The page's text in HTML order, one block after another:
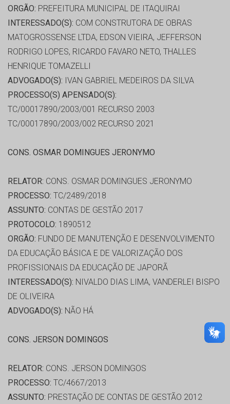
ORGÃO: PREFEITURA MUNICIPAL DE ITAQUIRAI
INTERESSADO(S): COM CONSTRUTORA DE OBRAS
MATOGROSSENSE LTDA, EDSON VIEIRA, JEFFERSON
RODRIGO LOPES, RICARDO FAVARO NETO, THALLES
HENRIQUE TOMAZELLI
ADVOGADO(S): IVAN GABRIEL MEDEIROS DA SILVA
PROCESSO(S) APENSADO(S):
TC/00017890/2003/001 RECURSO 2003
TC/00017890/2003/002 RECURSO 2021
CONS. OSMAR DOMINGUES JERONYMO
RELATOR: CONS. OSMAR DOMINGUES JERONYMO
PROCESSO: TC/2489/2018
ASSUNTO: CONTAS DE GESTÃO 2017
PROTOCOLO: 1890512
ORGÃO: FUNDO DE MANUTENÇÃO E DESENVOLVIMENTO
DA EDUCAÇÃO BÁSICA E DE VALORIZAÇÃO DOS
PROFISSIONAIS DA EDUCAÇÃO DE JAPORÃ
INTERESSADO(S): NIVALDO DIAS LIMA, VANDERLEI BISPO
DE OLIVEIRA
ADVOGADO(S): NÃO HÁ
CONS. JERSON DOMINGOS
RELATOR: CONS. JERSON DOMINGOS
PROCESSO: TC/4667/2013
ASSUNTO: PRESTAÇÃO DE CONTAS DE GESTÃO 2012